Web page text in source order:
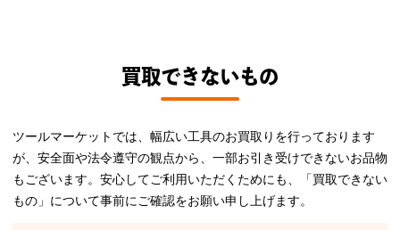
買取できないもの
ツールマーケットでは、幅広い工具のお買取りを行っております
が、安全面や法令遵守の観点から、一部お引き受けできないお品物
もございます。安心してご利用いただくためにも、「買取できない
もの」について事前にご確認をお願い申し上げます。